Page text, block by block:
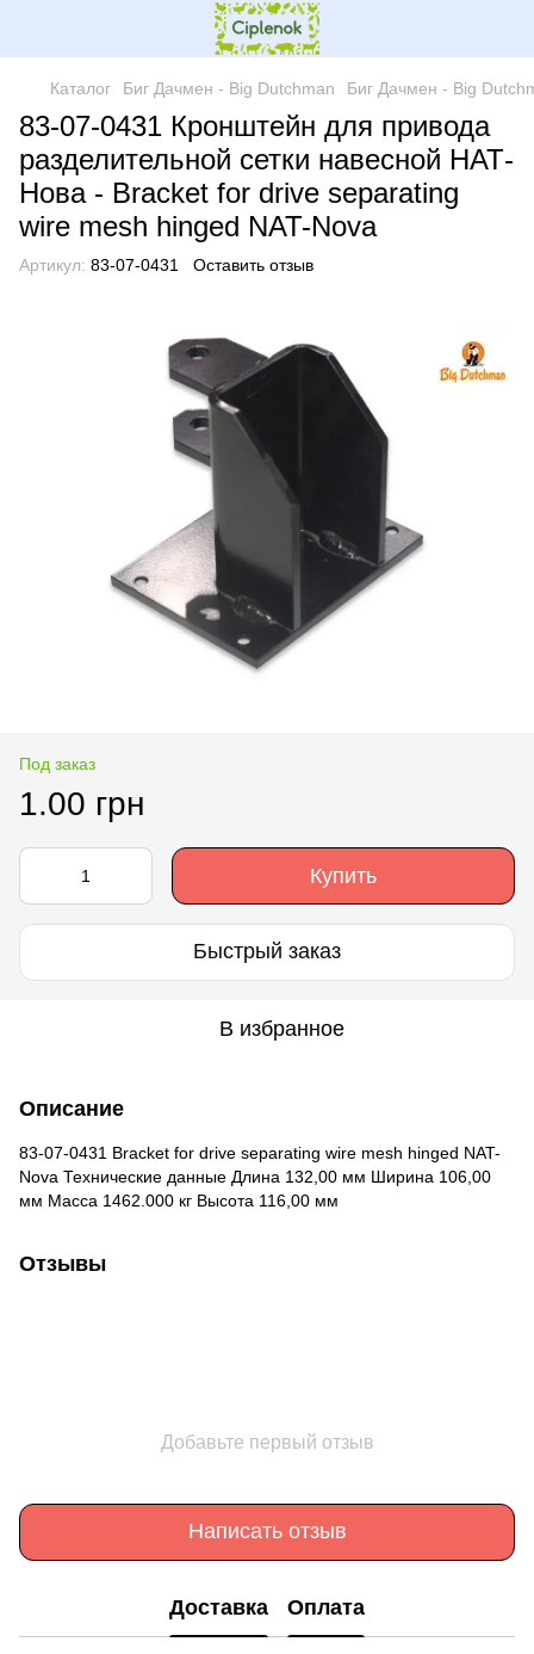
Каталог Биг Дачмен - Big Dutchman Биг Дачмен - Big
83-07-0431 Кронштейн для привода
разделительной сетки навесной НАТ-
Нова - Bracket for drive separating
wire mesh hinged NAT-Nova
Артикул: 83-07-0431 Оставить отзыв
Под заказ
1.00 грн
Купить
Быстрый заказ
В избранное
Описание
83-07-0431 Bracket for drive separating wire mesh hinged NAT-
Nova Технические данные Длина 132,00 мм Ширина 106,00
мм Масса 1462.000 кг Высота 116,00 мм
Отзывы
Добавьте первый отзыв
Написать отзыв
Доставка Оплата